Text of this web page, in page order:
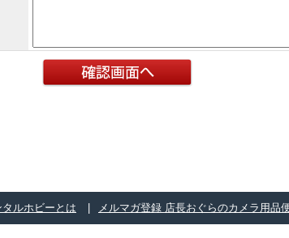
ルホビーとは メルマガ登録 店長おぐらのカメラ用品